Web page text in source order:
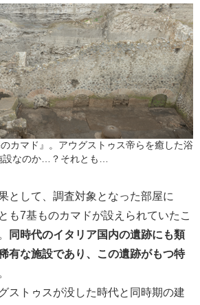
カマド』。アウグストゥス帝らを癒した浴
設なのか…？それとも…
として、調査対象となった部屋に
も7基ものカマドが設えられていたこ
同時代のイタリア国内の遺跡にも類
有な施設であり、この遺跡がもつ特
。
ストゥスが没した時代と同時期の建